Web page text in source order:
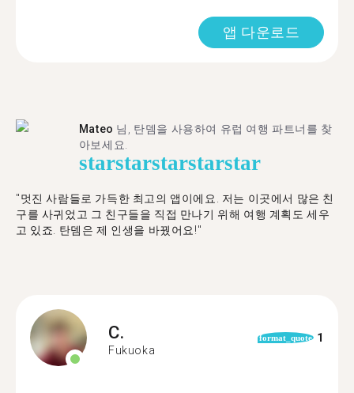
앱 다운로드
Mateo 님, 탄뎀을 사용하여 유럽 여행 파트너를 찾
아보세요.
starstarstarstarstar
"멋진 사람들로 가득한 최고의 앱이에요. 저는 이곳에서 많은 친
구를 사귀었고 그 친구들을 직접 만나기 위해 여행 계획도 세우
고 있죠. 탄뎀은 제 인생을 바꿨어요!"
C.
Fukuoka
format_quote 1